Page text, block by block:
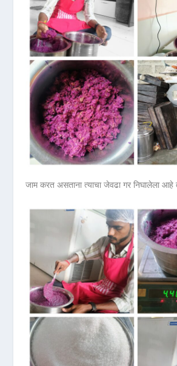
जाम करत असताना त्याचा जेवढा गर निघालेला आहे